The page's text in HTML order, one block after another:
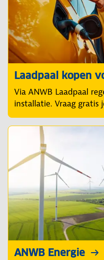
Laadpaal kopen
Via ANWB Laadpaal
installatie. Vraag gratis
ANWB Energie